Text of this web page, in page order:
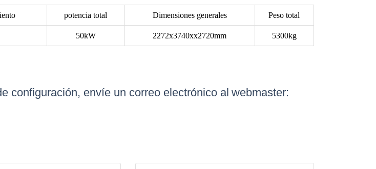
potencia total Dimensiones generales Peso total
50kW 2272x3740xx2720mm 5300kg
configuración, envíe un correo electrónico al webmaster: